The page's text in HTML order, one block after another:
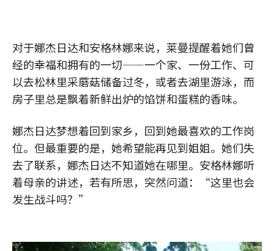
对于娜杰日达和安格林娜来说，莱曼提醒着她们曾
经的幸福和拥有的一切——一个家、一份工作、可
以去松林里采蘑菇储备过冬，或者去湖里游泳，而
房子里总是飘着新鲜出炉的馅饼和蛋糕的香味。
娜杰日达梦想着回到家乡，回到她最喜欢的工作岗
位。但最重要的是，她希望能再见到姐姐。她们失
去了联系，娜杰日达不知道她在哪里。安格林娜听
着母亲的讲述，若有所思，突然问道：“这里也会
发生战斗吗？”